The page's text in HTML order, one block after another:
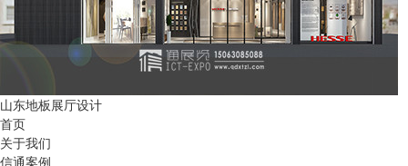
山东地板展厅设计
首页
关于我们
信通案例